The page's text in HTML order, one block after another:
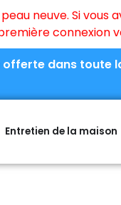
neuve. Si vous
connexion
offerte dans toute
Entretien de la maison